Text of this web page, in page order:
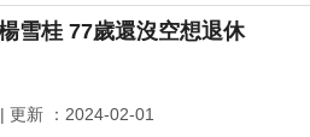
換個講台繼續教 丞燕 楊雪桂 77歲還沒空想退休
| 更新 ：2024-02-01